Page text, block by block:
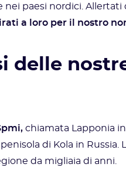
paesi nordici. Allertati
a loro per il nostro
delle
chiamata Lapponia
di Kola in Russia.
da migliaia di anni.